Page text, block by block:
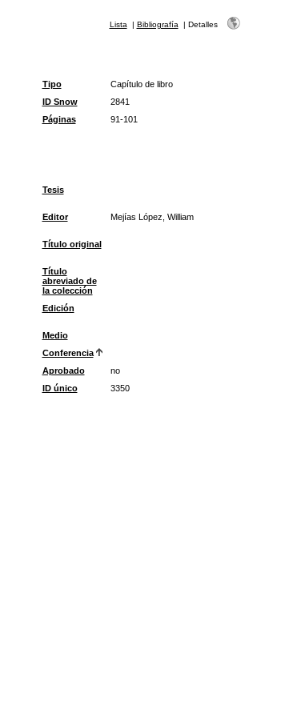
Lista | Bibliografía | Detalles
Tipo
Capítulo de libro
ID Snow
2841
Páginas
91-101
Tesis
Editor Mejías López, William
Título original
Título
abreviado de
la colección
Edición
Medio
Conferencia
Aprobado
no
ID único
3350